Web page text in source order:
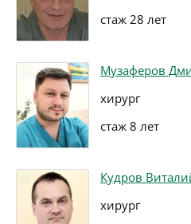
стаж 28 лет
Музаферов
хирург
стаж 8 лет
Кудров
хирург